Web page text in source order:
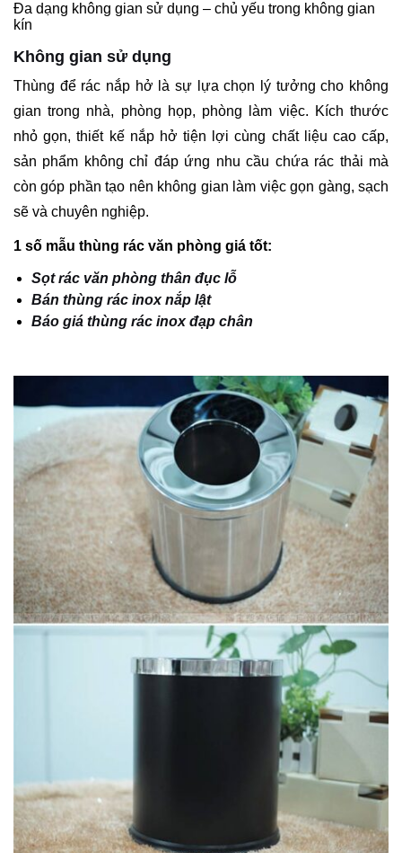
Đa dạng không gian sử dụng – chủ yếu trong không gian
kín
Không gian sử dụng
Thùng để rác nắp hở là sự lựa chọn lý tưởng cho không
gian trong nhà, phòng họp, phòng làm việc. Kích thước
nhỏ gọn, thiết kế nắp hở tiện lợi cùng chất liệu cao cấp,
sản phẩm không chỉ đáp ứng nhu cầu chứa rác thải mà
còn góp phần tạo nên không gian làm việc gọn gàng, sạch
sẽ và chuyên nghiệp.
1 số mẫu thùng rác văn phòng giá tốt:
Sọt rác văn phòng thân đục lỗ
Bán thùng rác inox nắp lật
Báo giá thùng rác inox đạp chân